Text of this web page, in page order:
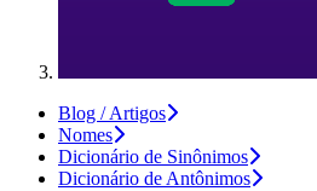
Blog / Artigos
Nomes
Dicionário de Sinônimos
Dicionário de Antônimos